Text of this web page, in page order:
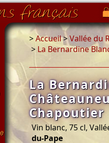
>Accueil>Vallée du
> La Bernardine
La
Chapoutier
Vin blanc, 75 cl,
du-Pape